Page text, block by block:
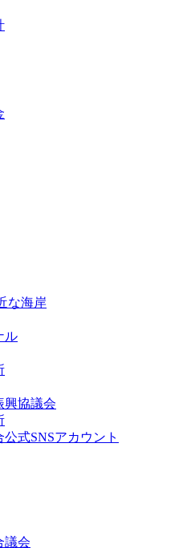
な海岸
ル
興協議会
式SNSアカウント
議会